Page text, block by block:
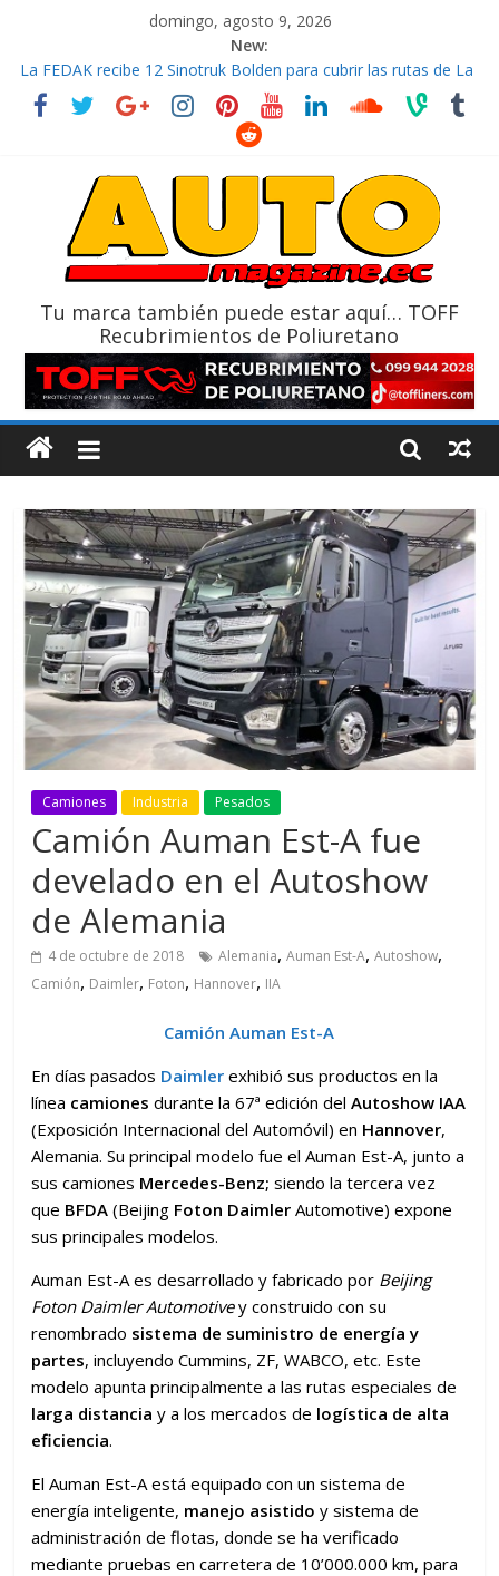
domingo, agosto 9, 2026
New:
La Vuelta al Ecuador 2026, edición 47ª, recorre 7 provincias en 8
días
La FEDAK recibe 12 Sinotruk Bolden para cubrir las rutas de La
Mercado automotor ecuatoriano creció un 28% en julio de
¿Qué puede pasar con tu vehículo si permanece varios días sin
Tu marca también puede estar aquí… TOFF
Recubrimientos de Poliuretano
Camiones Industria Pesados
Camión Auman Est-A fue
develado en el Autoshow
de Alemania
4 de octubre de 2018 Alemania,Auman Est-A,Autoshow,
Camión, Daimler, Foton, Hannover, IIA
Camión Auman Est-A
En días pasados Daimlerexhibió sus productos en la
línea camiones durante la 67ª edición delAutoshow IAA
(Exposición Internacional del Automóvil) en Hannover,
Alemania. Su principal modelo fue el Auman Est-A, junto a
sus camiones Mercedes-Benz; siendo la tercera vez
que BFDA (Beijing Foton Daimler Automotive) expone
sus principales modelos.
Auman Est-A es desarrollado y fabricado por Beijing
Foton Daimler Automotivey construido con su
renombrado sistema de suministro de energía y
partes, incluyendo Cummins, ZF, WABCO, etc. Este
modelo apunta principalmente a las rutas especiales de
larga distancia y a los mercados de logística de alta
eficiencia.
El Auman Est-A está equipado con un sistema de
energía inteligente, manejo asistido y sistema de
administración de flotas, donde se ha verificado
mediante pruebas en carretera de 10’000.000 km, para